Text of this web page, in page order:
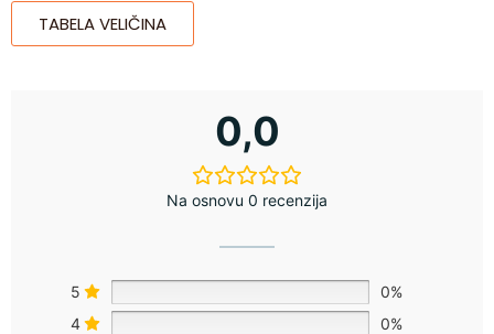
TABELA VELIČINA
0,0
Na osnovu 0 recenzija
5
0%
4
0%